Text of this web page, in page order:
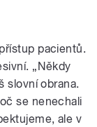
pacientů.
„Někdy
slovní obrana.
se nenechali
ale v